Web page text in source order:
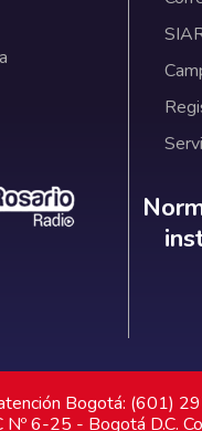
Bogotá: (601)
Nº 6-25 - Bogotá D.C.